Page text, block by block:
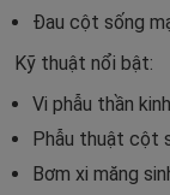
Đau cột sống
Kỹ thuật nổi bật:
Vi phẫu thần
Phẫu thuật cột
Bơm xi măng